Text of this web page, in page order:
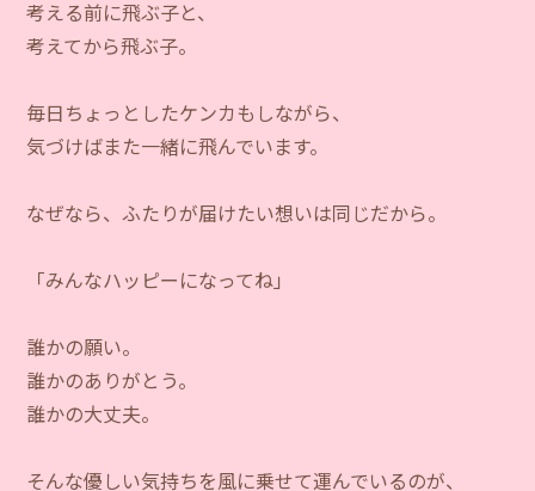
考える前に飛ぶ子と、
考えてから飛ぶ子。
毎日ちょっとしたケンカもしながら、
気づけばまた一緒に飛んでいます。
なぜなら、ふたりが届けたい想いは同じだから。
「みんなハッピーになってね」
誰かの願い。
誰かのありがとう。
誰かの大丈夫。
そんな優しい気持ちを風に乗せて運んでいるのが、